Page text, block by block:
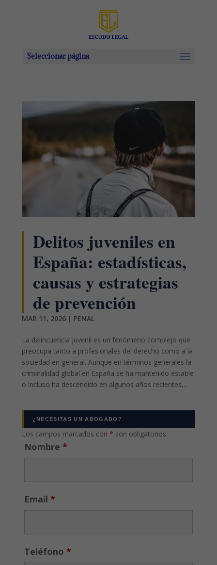
Seleccionar página
Delitos juveniles en
España: estadísticas,
causas y estrategias
de prevención
MAR 11, 2026| PENAL
La delincuencia juvenil es un fenómeno complejo que
preocupa tanto a profesionales del derecho como a la
sociedad en general. Aunque en términos generales la
criminalidad global en España se ha mantenido estable
o incluso ha descendido en algunos años recientes,...
¿NECESITAS UN ABOGADO?
Los campos marcados con * son obligatorios
Nombre *
Email *
Teléfono *